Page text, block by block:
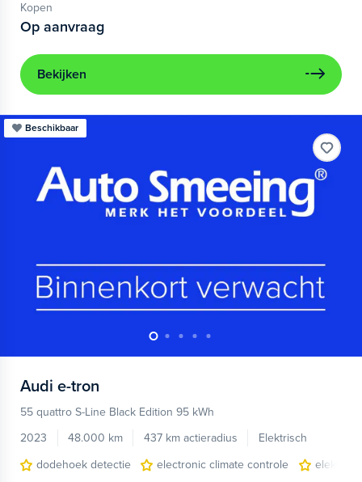
Kopen
Op aanvraag
Bekijken
Beschikbaar
Audi e-tron
55 quattro S-Line Black Edition 95 kWh
2023
48.000 km 437 km actieradius
Elektrisch
dodehoek detectie
electronic climate controle